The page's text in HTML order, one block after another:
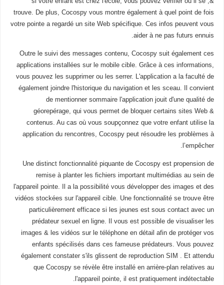
trouve. De plus, Cocospy vous montre également à quel point de fois
votre pointe a regardé un site Web spécifique. Ces infos peuvent vous
aider à ne pas futurs ennuis.
Outre le suivi des messages contenu, Cocospy suit également ces
applications installées sur le mobile cible. Grâce à ces informations,
vous pouvez les supprimer ou les serrer. L'application a la faculté de
également joindre l'historique du navigation et les sceau. Il convient
de mentionner sommaire l'application jouit d'une qualité de
géorepérage, qui vous permet de bloquer certains sites Web &
contenus. Au cas où vous soupçonnez que votre enfant utilise la
application du rencontres, Cocospy peut résoudre les problèmes à
l’empêcher.
Une distinct fonctionnalité piquante de Cocospy est propension de
remise à planter les fichiers important multimédias au sein de
l'appareil pointe. Il a la possibilité vous développer des images et des
vidéos stockées sur l'appareil cible. Une fonctionnalité se trouve être
particulièrement efficace si les jeunes est sous contact avec un
prédateur sexuel en ligne. Il vous est possible de visualiser les
images & les vidéos sur le téléphone en détail afin de protéger vos
enfants spécilisés dans ces fameuse prédateurs. Vous pouvez
également constater s'ils glissent de reproduction SIM . Et attendu
que Cocospy se révèle être installé en arrière-plan relatives au
l'appareil pointe, il est pratiquement indétectable.